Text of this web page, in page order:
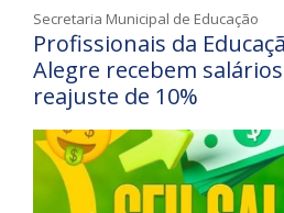
Secretaria Municipal de Educação
Profissionais da
Alegre recebem
reajuste de 10%